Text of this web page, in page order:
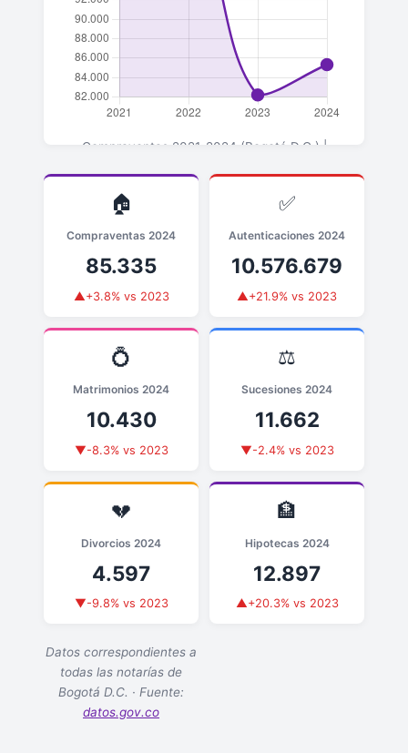
Compraventas 2021-2024 (Bogotá D.C.) |
🏠
Compraventas 2024
85.335
▲+3.8% vs 2023
✅
Autenticaciones 2024
10.576.679
▲+21.9% vs 2023
💍
Matrimonios 2024
10.430
▼-8.3% vs 2023
⚖️
Sucesiones 2024
11.662
▼-2.4% vs 2023
💔
Divorcios 2024
4.597
▼-9.8% vs 2023
🏦
Hipotecas 2024
12.897
▲+20.3% vs 2023
Datos correspondientes a
todas las notarías de
Bogotá D.C. · Fuente:
datos.gov.co